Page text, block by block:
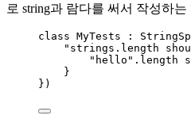
로 string과 람다를 써서 작성하는
class MyTests :
"strings.length
"hello" .length
}
})